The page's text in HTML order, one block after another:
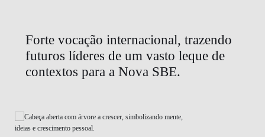
Forte vocação internacional, trazendo
futuros líderes de um vasto leque de
contextos para a Nova SBE.